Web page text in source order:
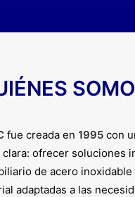
fue creada en 1995 con
clara: ofrecer soluciones
de acero
adaptadas a las